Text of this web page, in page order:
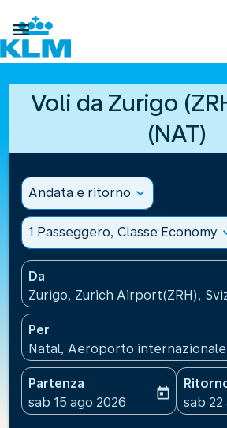

Voli da Zurigo
(NAT)
Andata e ritorno expand_more
1 Passeggero, Classe Economy
Da
Zurigo, Zurich Airport(ZRH),
Per
Natal, Aeroporto
Partenza
fc-booking-departure-date-
sab 15 ago 2026
today
fc-
sab 22